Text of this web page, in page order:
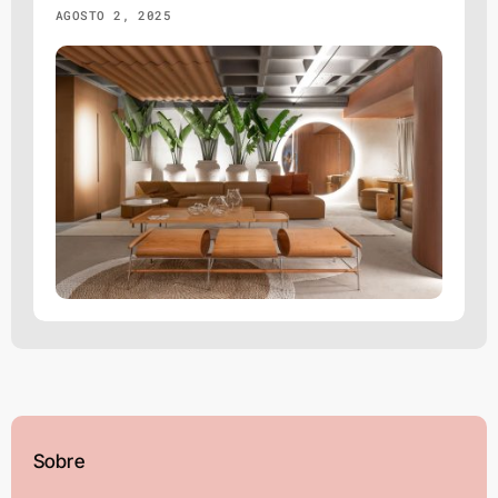
AGOSTO 2, 2025
Sobre